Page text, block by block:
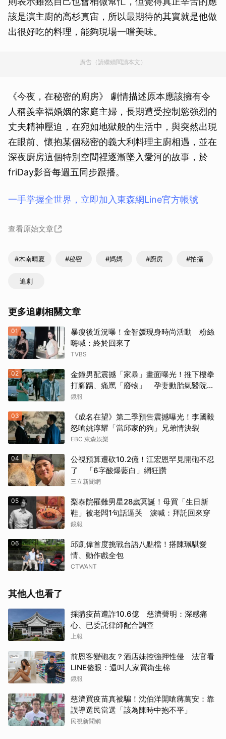
該是演主廚的高杉真宙，所以最期待的其實就是他做
出很好吃的料理，能夠現場一嚐美味。
廣告（請繼續閱讀本文）
《今夜，在秘密的廚房》 劇情描述原本應該擁有令
人稱羨幸福婚姻的家庭主婦，長期遭受控制慾強烈的
丈夫精神壓迫，在宛如地獄般的生活中，與突然出現
在眼前、懷抱某個秘密的義大利料理主廚相遇，並在
深夜廚房這個特別空間裡逐漸墜入愛河的故事，於
friDay影音每週五同步跟播。
一手掌握全世界，立即加入東森網Line官方帳號
查看原始文章
#木南晴夏 #秘密 #媽媽 #廚房 #拍攝
追劇
更多追劇相關文章
01
暴瘦後近況曝！金智媛現身時尚活動 粉絲
嗨喊：終於回來了
TVBS
02
金鐘男配震撼「家暴」畫面曝光！推下樓拳
打腳踢、痛罵「廢物」 孕妻動胎氣醫院爆
激烈衝突
鏡報
03
《成名在望》第二季預告震撼曝光！李國毅
怒嗆姚淳耀「當邱家的狗」兄弟情決裂
EBC 東森娛樂
04
公視預算遭砍10.2億！江宏恩罕見開砲不忍
了 「6字酸爆藍白」網狂讚
三立新聞網
05
梨泰院罹難男星28歲冥誕！母買「生日新
鞋」被老闆1句話逼哭 淚喊：拜託回來穿
鏡報
06
邱凱偉首度挑戰台語八點檔！搭陳珮騏愛
情、動作戲全包
CTWANT
其他人也看了
採購疫苗遭詐10.6億 慈濟聲明：深感痛
心、已委託律師配合調查
上報
前恩客變砲友？酒店妹控強押性侵 法官看
LINE傻眼：還叫人家買衛生棉
鏡報
慈濟買疫苗真被騙！沈伯洋開嗆蔣萬安：靠
誤導選民當選「該為陳時中抱不平」
民視新聞網